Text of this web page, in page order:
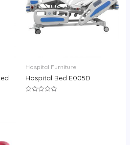
Hospital Furniture
Hospital Bed E005D